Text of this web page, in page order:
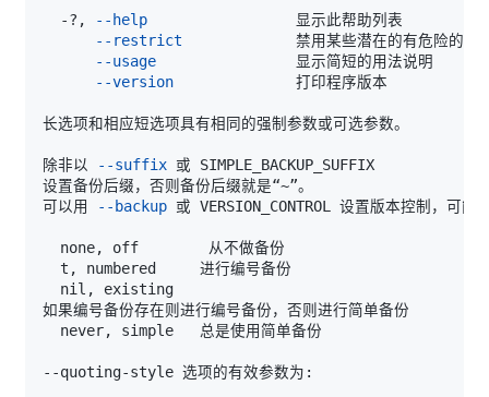
  -?,
--help
--restrict
--usage
--version
除非以 --suffix
可以用
--backup